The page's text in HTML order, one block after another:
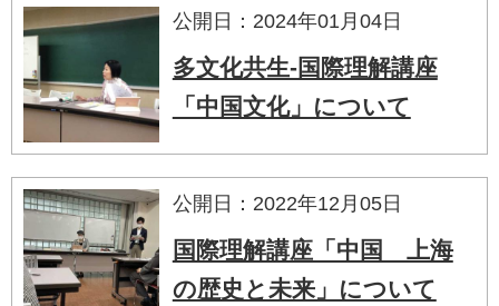
公開日：2024年01月04日
多文化共生-国際理解講座
「中国文化」について
公開日：2022年12月05日
国際理解講座「中国 上海
の歴史と未来」について